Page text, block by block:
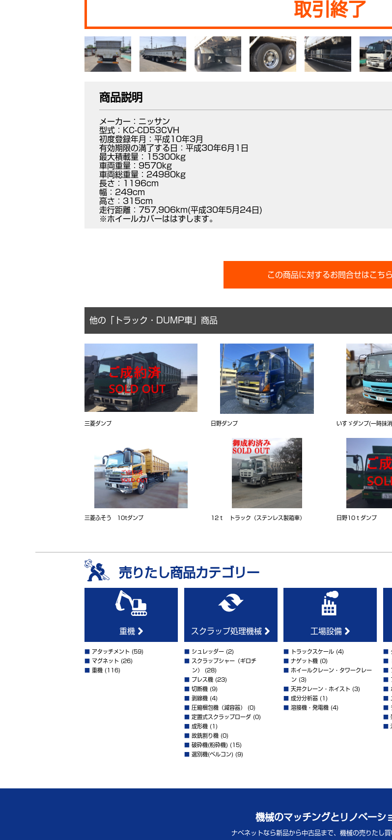
取引終了
商品説明
メーカー：ニッサン
型式：KC-CD53CVH
初度登録年月：平成10年3月
有効期限の満了する日：平成30年6月1日
最大積載量：15300kg
車両重量：9570kg
車両総重量：24980kg
長さ：1196cm
幅：249cm
高さ：315cm
走行距離：757,906km(平成30年5月24日)
※ホイールカバーははずします。
この商品に対するお問合せはこちら
他の「トラック・DUMP車」商品
三菱ダンプ 日野ダンプ いすゞダンプ(一時抹
三菱ふそう 10tダンプ 12ｔ トラック（ステンレス製箱車） 日野10ｔダンプ
売りたし商品カテゴリー
重機
アタッチメント (59)
マグネット (26)
重機 (116)
スクラップ処理機械
シュレッダー(2)
スクラップシャー（ギロチ
ン）
(28)
プレス機(23)
切断機(9)
剥線機(4)
圧縮梱包機（減容器）
(0)
定置式スクラップローダ(0)
成形機(1)
故銑割り機(0)
破砕機(粉砕機) (15)
選別機(ベルコン) (9)
工場設備
トラックスケール (4)
ナゲット機 (0)
ホイールクレーン・タワークレー
ン (3)
天井クレーン・ホイスト (3)
成分分析器 (1)
溶接機・発電機 (4)
機械のマッチングとリノベーシ
ナベネットなら新品から中古品まで、 機械の売りたし